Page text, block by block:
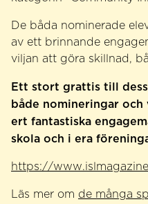
De båda nominerade
av ett brinnande
viljan att göra skillnad,
Ett stort grattis till
både nomineringar
ert fantastiska
skola och i era
https://
Läs mer om de många